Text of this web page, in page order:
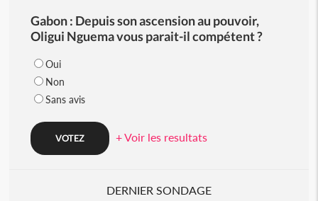
Gabon : Depuis son ascension au pouvoir,
Oligui Nguema vous parait-il compétent ?
Oui
Non
Sans avis
+ Voir les resultats
DERNIER SONDAGE